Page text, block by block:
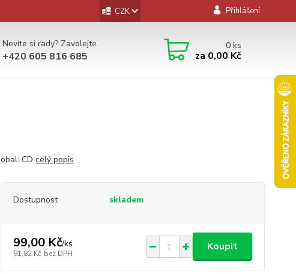
CZK Přihlášení
Nevíte si rady? Zavolejte.
+420 605 816 685
0ks
za 0,00 Kč
obal: CD celý popis
Dostupnost skladem
99,00 Kč/ks
81,82 Kč bez DPH
Koupit